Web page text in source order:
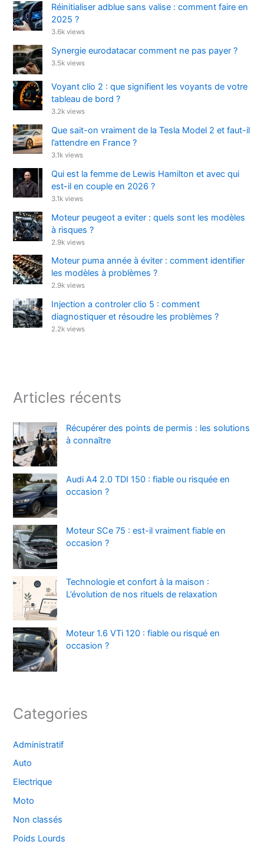
Réinitialiser adblue sans valise : comment faire en
2025 ?
3.6k views
Synergie eurodatacar comment ne pas payer ?
3.5k views
Voyant clio 2 : que signifient les voyants de votre
tableau de bord ?
3.2k views
Que sait-on vraiment de la Tesla Model 2 et faut-il
l’attendre en France ?
3.1k views
Qui est la femme de Lewis Hamilton et avec qui
est-il en couple en 2026 ?
3.1k views
Moteur peugeot a eviter : quels sont les modèles
à risques ?
2.9k views
Moteur puma année à éviter : comment identifier
les modèles à problèmes ?
2.9k views
Injection a controler clio 5 : comment
diagnostiquer et résoudre les problèmes ?
2.2k views
Articles récents
Récupérer des points de permis : les solutions
à connaître
Audi A4 2.0 TDI 150 : fiable ou risquée en
occasion ?
Moteur SCe 75 : est-il vraiment fiable en
occasion ?
Technologie et confort à la maison :
L’évolution de nos rituels de relaxation
Moteur 1.6 VTi 120 : fiable ou risqué en
occasion ?
Categories
Administratif
Auto
Electrique
Moto
Non classés
Poids Lourds